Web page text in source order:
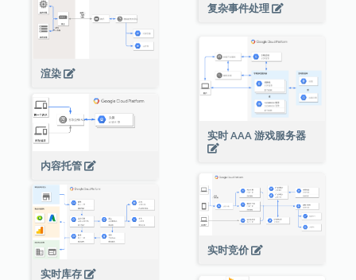
复杂事件处理
渲染
实时 AAA 游戏服务器
内容托管
实时竞价
实时库存